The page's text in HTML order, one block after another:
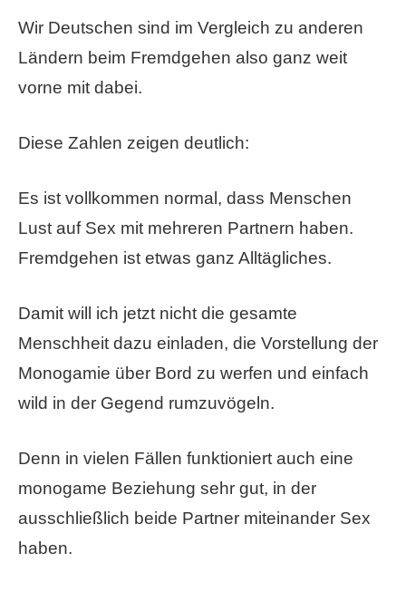
Wir Deutschen sind im Vergleich zu anderen
Ländern beim Fremdgehen also ganz weit
vorne mit dabei.
Diese Zahlen zeigen deutlich:
Es ist vollkommen normal, dass Menschen
Lust auf Sex mit mehreren Partnern haben.
Fremdgehen ist etwas ganz Alltägliches.
Damit will ich jetzt nicht die gesamte
Menschheit dazu einladen, die Vorstellung der
Monogamie über Bord zu werfen und einfach
wild in der Gegend rumzuvögeln.
Denn in vielen Fällen funktioniert auch eine
monogame Beziehung sehr gut, in der
ausschließlich beide Partner miteinander Sex
haben.